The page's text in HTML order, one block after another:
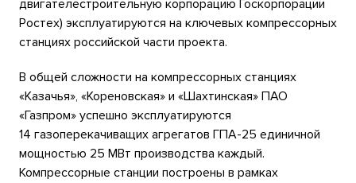
двигателестроительную корпорацию Госкорпорации
Ростех) эксплуатируются на ключевых компрессорных
станциях российской части проекта.
В общей сложности на компрессорных станциях
«Казачья», «Кореновская» и «Шахтинская» ПАО
«Газпром» успешно эксплуатируются
14 газоперекачиващих агрегатов ГПА-25 единичной
мощностью 25 МВт производства каждый.
Компрессорные станции построены в рамках